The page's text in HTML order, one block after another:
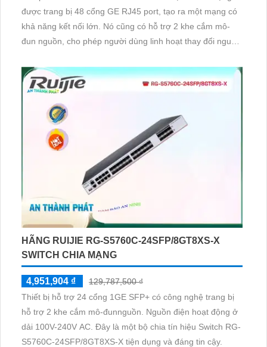
được trang bị 48 cổng GE RJ45 port, tạo ra một mạng có
khả năng kết nối lớn. Nó cũng có hỗ trợ 2 khe cắm mô-
đun nguồn, cho phép người dùng linh hoạt thay đổi nguồn
hợp với các hệ thống điện mã hiện tại. Công nghệ trang bị
của switch này mang lại khả năng hoạt động ổn định và tin
HÃNG RUIJIE RG-S5760C-24SFP/8GT8XS-X
SWITCH CHIA MẠNG
4,951,904 ₫
129,787,500 ₫
Thiết bị hỗ trợ 24 cổng 1GE SFP+ có công nghệ trang bị
hỗ trợ 2 khe cắm mô-đunnguồn. Nguồn điện hoạt động ở
dải 100V-240V AC. Đây là một bộ chia tín hiệu Switch RG-
S5760C-24SFP/8GT8XS-X tiện dụng và đáng tin cậy.